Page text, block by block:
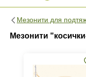
Мезонити для
Мезонити
Фильтр 0
Страна